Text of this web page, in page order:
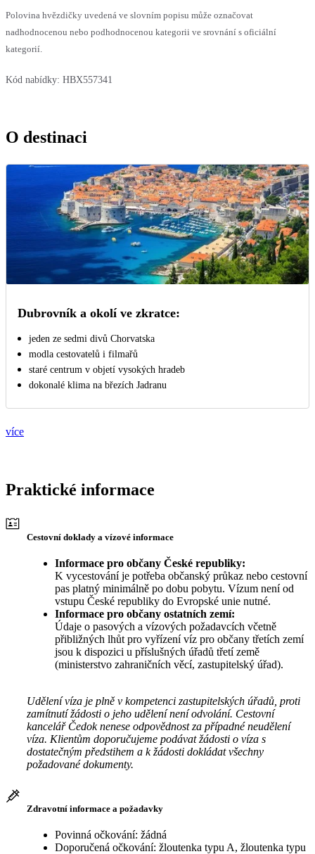
Polovina hvězdičky uvedená ve slovním popisu může označovat
nadhodnocenou nebo podhodnocenou kategorii ve srovnání s oficiální
kategorií.
Kód nabídky: HBX557341
O destinaci
Dubrovník a okolí ve zkratce:
jeden ze sedmi divů Chorvatska
modla cestovatelů i filmařů
staré centrum v objetí vysokých hradeb
dokonalé klima na březích Jadranu
více
Praktické informace
Cestovní doklady a vízové informace
Informace pro občany České republiky:
K vycestování je potřeba občanský průkaz nebo cestovní
pas platný minimálně po dobu pobytu. Vízum není od
vstupu České republiky do Evropské unie nutné.
Informace pro občany ostatních zemí:
Údaje o pasových a vízových požadavcích včetně
přibližných lhůt pro vyřízení víz pro občany třetích zemí
jsou k dispozici u příslušných úřadů třetí země
(ministerstvo zahraničních věcí, zastupitelský úřad).
Udělení víza je plně v kompetenci zastupitelských úřadů, proti
zamítnutí žádosti o jeho udělení není odvolání. Cestovní
kancelář Čedok nenese odpovědnost za případné neudělení
víza. Klientům doporučujeme podávat žádosti o víza s
dostatečným předstihem a k žádosti dokládat všechny
požadované dokumenty.
Zdravotní informace a požadavky
Povinná očkování: žádná
Doporučená očkování: žloutenka typu A, žloutenka typu